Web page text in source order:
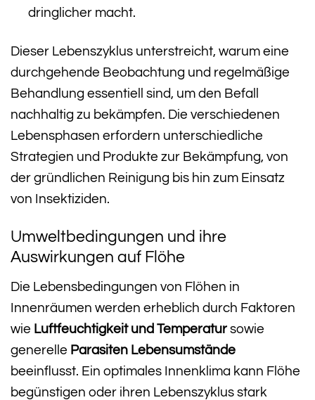
dringlicher macht.
Dieser Lebenszyklus unterstreicht, warum eine
durchgehende Beobachtung und regelmäßige
Behandlung essentiell sind, um den Befall
nachhaltig zu bekämpfen. Die verschiedenen
Lebensphasen erfordern unterschiedliche
Strategien und Produkte zur Bekämpfung, von
der gründlichen Reinigung bis hin zum Einsatz
von Insektiziden.
Umweltbedingungen und ihre
Auswirkungen auf Flöhe
Die Lebensbedingungen von Flöhen in
Innenräumen werden erheblich durch Faktoren
wie Luftfeuchtigkeit und Temperatur sowie
generelle Parasiten Lebensumstände
beeinflusst. Ein optimales Innenklima kann Flöhe
begünstigen oder ihren Lebenszyklus stark